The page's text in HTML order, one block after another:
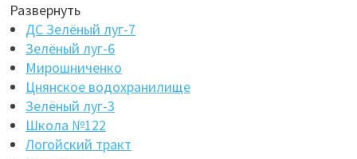
Развернуть
ДС Зелёный луг-7
Зелёный луг-6
Мирошниченко
Цнянское водохранилище
Зелёный луг-3
Школа №122
Логойский тракт